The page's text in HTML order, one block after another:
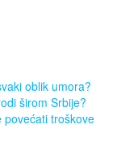
oblik umora?
širom Srbije?
povećati troškove